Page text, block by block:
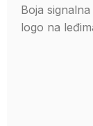
Boja
logo na